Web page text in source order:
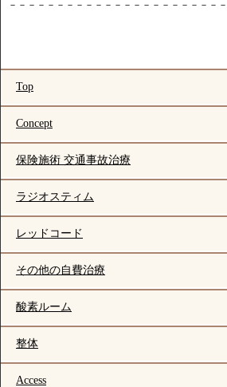
－－－－－－－－－－－－－－－－－－－－－－
Top
Concept
保険施術 交通事故治療
ラジオスティム
レッドコード
その他の自費治療
酸素ルーム
整体
Access